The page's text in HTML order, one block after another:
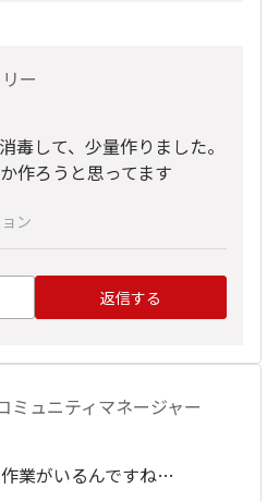
ー
毒して、少量作りました。
作ろうと思ってます
ン
返信する
ミュニティマネージャー
業がいるんですね…